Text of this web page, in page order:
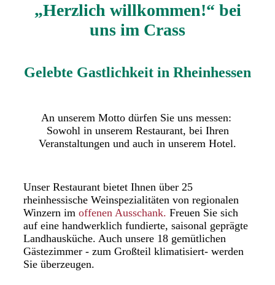
„Herzlich willkommen!“ bei
uns im Crass
Gelebte Gastlichkeit in Rheinhessen
An unserem Motto dürfen Sie uns messen:
Sowohl in unserem Restaurant, bei Ihren
Veranstaltungen und auch in unserem Hotel.
Unser Restaurant bietet Ihnen über 25
rheinhessische Weinspezialitäten von regionalen
Winzern im offenen Ausschank. Freuen Sie sich
auf eine handwerklich fundierte, saisonal geprägte
Landhausküche. Auch unsere 18 gemütlichen
Gästezimmer - zum Großteil klimatisiert- werden
Sie überzeugen.